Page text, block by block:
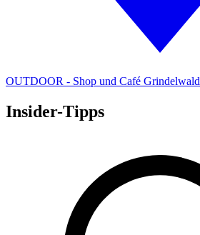
OUTDOOR - Shop und Café Grindelwald
Insider-Tipps